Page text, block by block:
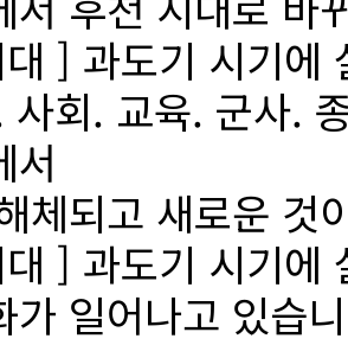
] 과도기 시기에
사회. 교육. 군사.
서
체되고 새로운 것
] 과도기 시기에
가 일어나고 있습